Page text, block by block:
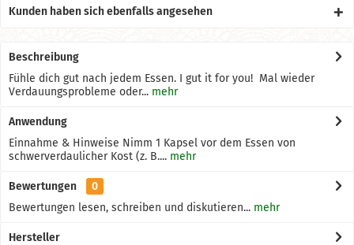
Kunden haben sich ebenfalls angesehen
Beschreibung
Fühle dich gut nach jedem Essen. I gut it for you! Mal wieder
Verdauungsprobleme oder... mehr
Anwendung
Einnahme & Hinweise Nimm 1 Kapsel vor dem Essen von
schwerverdaulicher Kost (z. B.... mehr
Bewertungen
0
Bewertungen lesen, schreiben und diskutieren... mehr
Hersteller